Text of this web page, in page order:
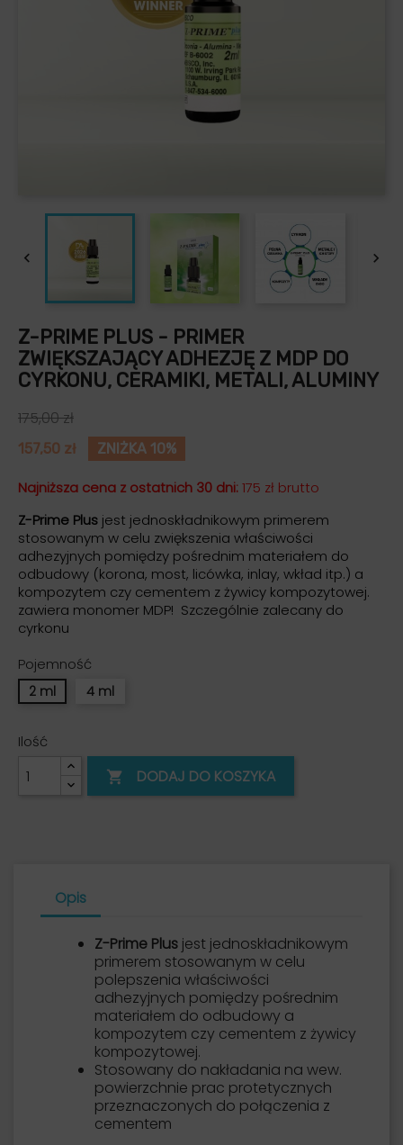
 
Z-PRIME PLUS - PRIMER
ZWIĘKSZAJĄCY ADHEZJĘ Z MDP DO
CYRKONU, CERAMIKI, METALI, ALUMINY
175,00 zł
157,50 zł ZNIŻKA 10%
Najniższa cena z ostatnich 30 dni:175 zł brutto
Z-Prime Plus jest jednoskładnikowym primerem
stosowanym w celu zwiększenia właściwości
adhezyjnych pomiędzy pośrednim materiałem do
odbudowy (korona, most, licówka, inlay, wkład itp.) a
kompozytem czy cementem z żywicy kompozytowej.
zawiera monomer MDP! Szczególnie zalecany do
cyrkonu
Pojemność
2 ml 4 ml
Ilość
 DODAJ DO KOSZYKA
Opis
Z-Prime Plus jest jednoskładnikowym
primerem stosowanym w celu
polepszenia właściwości
adhezyjnych pomiędzy pośrednim
materiałem do odbudowy a
kompozytem czy cementem z żywicy
kompozytowej.
Stosowany do nakładania na wew.
powierzchnie prac protetycznych
przeznaczonych do połączenia z
cementem